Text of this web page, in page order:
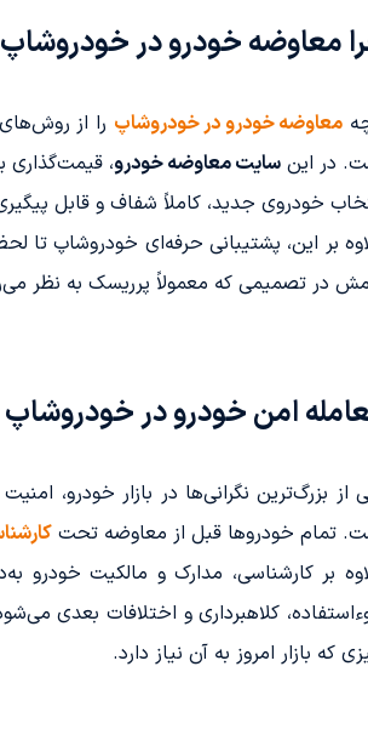
معاوضه خودرو در
معاوضه خودرو در خودروشاپ را از
در این سایت معاوضه خودرو، قیمت‌گذاری
خودروی جدید، کاملاً شفاف و قابل
بر این، پشتیبانی حرفه‌ای خودروشاپ تا
در تصمیمی که معمولاً پرریسک به نظر
امن خودرو در
از بزرگ‌ترین نگرانی‌ها در بازار خودرو،
تمام خودروها قبل از معاوضه تحت
بر کارشناسی، مدارک و مالکیت
کلاهبرداری و اختلافات بعدی
که بازار امروز به آن نیاز دارد.